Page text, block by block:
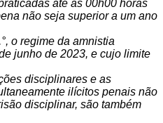
até às 00h00 horas
não seja superior a um ano
o regime da amnistia
junho de 2023, e cujo limite
disciplinares e as
ilícitos penais não
disciplinar, são também